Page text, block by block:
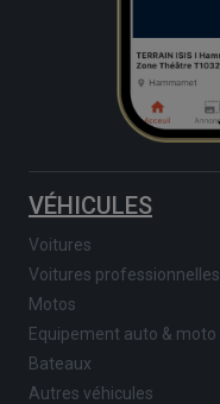
VÉHICULES
Voitures
Voitures professionnelles
Motos
Equipement auto & moto
Bateaux
Autres véhicules